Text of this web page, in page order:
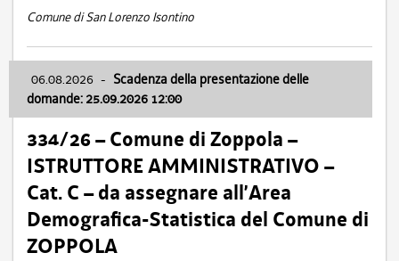
Comune di San Lorenzo Isontino
06.08.2026 - Scadenza della presentazione delle
domande: 25.09.2026 12:00
334/26 – Comune di Zoppola –
ISTRUTTORE AMMINISTRATIVO –
Cat. C – da assegnare all’Area
Demografica-Statistica del Comune di
ZOPPOLA